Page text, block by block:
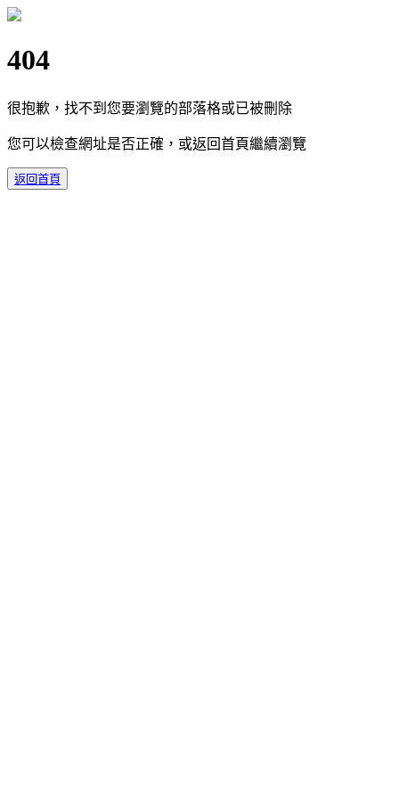
404
很抱歉，找不到您要瀏覽的部落格或已被刪除
您可以檢查網址是否正確，或返回首頁繼續瀏覽
返回首頁